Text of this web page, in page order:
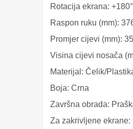
Rotacija ekrana:
Raspon ruku (mm):
Promjer cijevi (mm): 35
Visina cijevi nosača
Materijal: Čelik/
Boja: Crna
Završna obrada:
Za zakrivljene ekrane: